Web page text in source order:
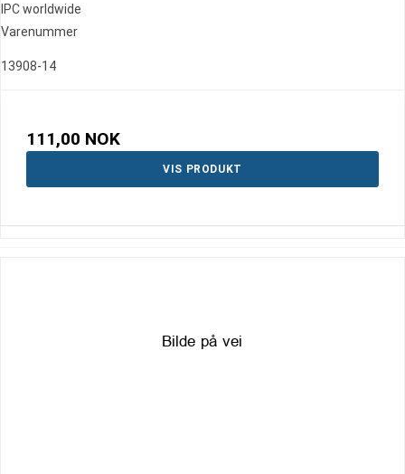
IPC worldwide
Varenummer
13908-14
111,00 NOK
VIS PRODUKT